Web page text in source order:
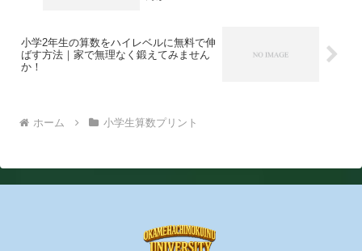
小学2年生の算数をハイレベルに無料で伸
ばす方法｜家で無理なく鍛えてみません
か！
ホーム 小学生算数プリント